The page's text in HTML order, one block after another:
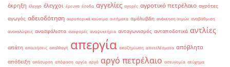
έκρηξη έλεγχο έλεγχοι έρευνα έσοδα αγγελίες αγορές αγροτικό πετρέλαιο αγρότες
αγωγός αδειοδότηση αεροπορικά καύσιμα αιτήματα αμόλυβδη ανάκτηση ατμών αναβάθμιση
ανακαλύψεις ανασφάλιστα αναφορές αναψυκτήρια ανταγωνισμός ανταποδοτικά αντλίες
απάτη απαιτήσεις απαλλαγή απεργία αποζημίωση αποτελέσματα απόβλητα
απόδειξη απόσυρση απόφαση αργία αργό αργό πετρέλαιο αστυνομία ατύχημα